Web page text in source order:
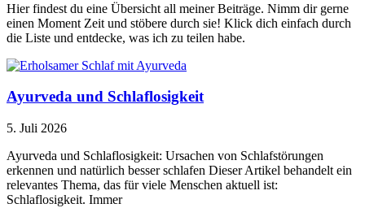
Hier findest du eine Übersicht all meiner Beiträge. Nimm dir gerne
einen Moment Zeit und stöbere durch sie! Klick dich einfach durch
die Liste und entdecke, was ich zu teilen habe.
Ayurveda und Schlaflosigkeit
5. Juli 2026
Ayurveda und Schlaflosigkeit: Ursachen von Schlafstörungen
erkennen und natürlich besser schlafen Dieser Artikel behandelt ein
relevantes Thema, das für viele Menschen aktuell ist:
Schlaflosigkeit. Immer